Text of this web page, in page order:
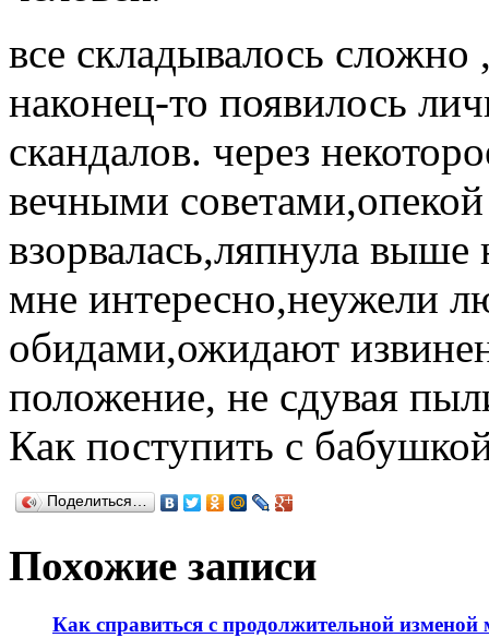
все складывалось сложно
наконец-то появилось
скандалов. через
вечными
взорвалась,ляпнула
мне интересно,неужели
обидами,ожидают
положение, не сдувая
Как поступить с
Поделиться…
Похожие записи
Как справиться с продолжительной изменой